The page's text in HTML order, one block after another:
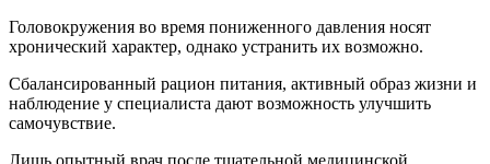
Головокружения во время пониженного давления носят
хронический характер, однако устранить их возможно.
Сбалансированный рацион питания, активный образ жизни и
наблюдение у специалиста дают возможность улучшить
самочувствие.
Лишь опытный врач после тщательной медицинской